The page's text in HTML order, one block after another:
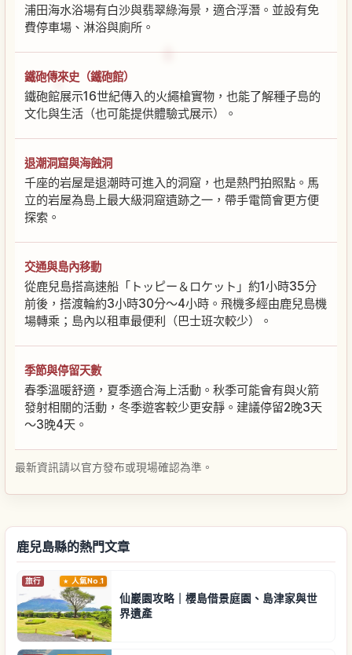
浦田海水浴場有白沙與翡翠綠海景，適合浮潛。並設有免
費停車場、淋浴與廁所。
鐵砲傳來史（鐵砲館）
鐵砲館展示16世紀傳入的火繩槍實物，也能了解種子島的
文化與生活（也可能提供體驗式展示）。
退潮洞窟與海蝕洞
千座的岩屋是退潮時可進入的洞窟，也是熱門拍照點。馬
立的岩屋為島上最大級洞窟遺跡之一，帶手電筒會更方便
探索。
交通與島內移動
從鹿兒島搭高速船「トッピー＆ロケット」約1小時35分
前後，搭渡輪約3小時30分〜4小時。飛機多經由鹿兒島機
場轉乘；島內以租車最便利（巴士班次較少）。
季節與停留天數
春季溫暖舒適，夏季適合海上活動。秋季可能會有與火箭
發射相關的活動，冬季遊客較少更安靜。建議停留2晚3天
〜3晚4天。
最新資訊請以官方發布或現場確認為準。
鹿兒島縣的熱門文章
旅行 人氣No.1
仙巖園攻略｜櫻島借景庭園、島津家與世
界遺產